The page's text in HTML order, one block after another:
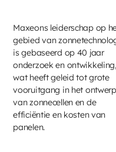
Maxeons leiderschap op
gebied van
is gebaseerd op 40 jaar
onderzoek en ontwikkeling,
wat heeft geleid tot grote
vooruitgang in het ontwerp
van zonnecellen en de
efficiëntie en kosten van
panelen.